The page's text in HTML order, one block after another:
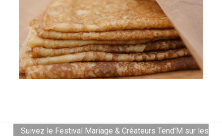
Suivez le Festival Mariage & Créateurs Tend'M sur les